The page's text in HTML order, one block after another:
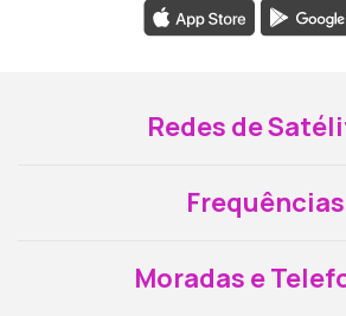
Redes de
Frequências
Moradas e